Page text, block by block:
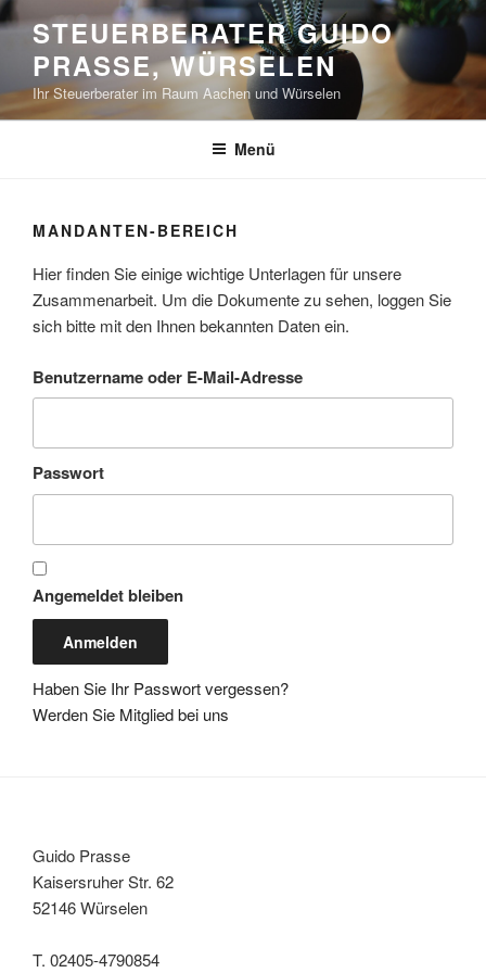
Zum
Inhalt
springen
STEUERBERATER GUIDO
PRASSE, WÜRSELEN
Ihr Steuerberater im Raum Aachen und Würselen
Menü
MANDANTEN-BEREICH
Hier finden Sie einige wichtige Unterlagen für unsere
Zusammenarbeit. Um die Dokumente zu sehen, loggen Sie
sich bitte mit den Ihnen bekannten Daten ein.
Benutzername oder E-Mail-Adresse
Passwort
Angemeldet bleiben
Haben Sie Ihr Passwort vergessen?
Werden Sie Mitglied bei uns
Guido Prasse
Kaisersruher Str. 62
52146 Würselen
T. 02405-4790854